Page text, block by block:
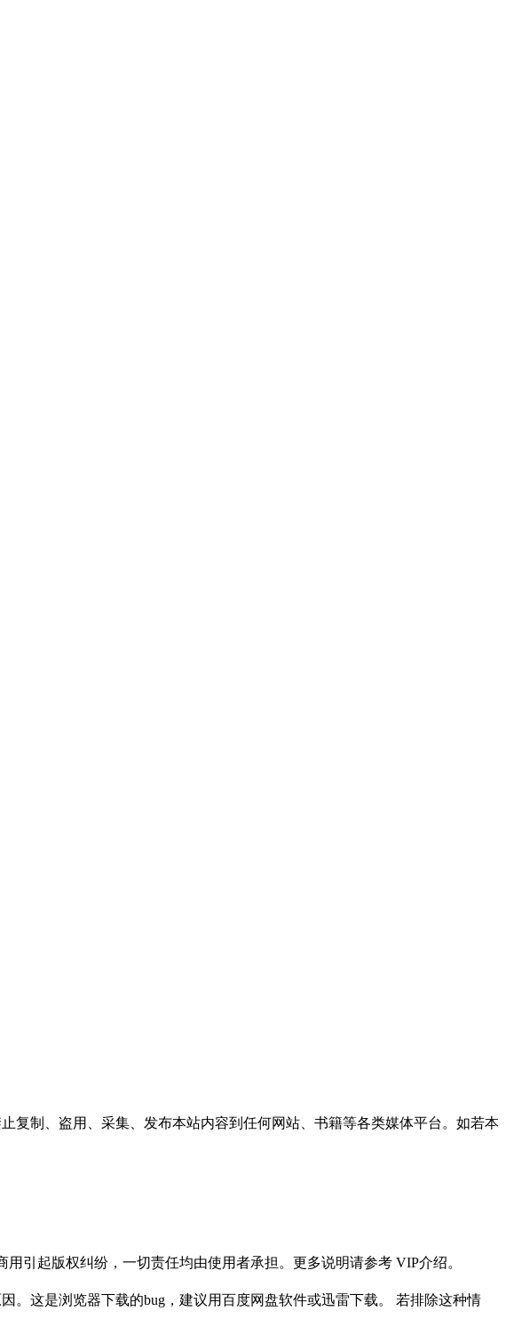
复制、盗用、采集、发布本站内容到任何网站、书籍等各类媒体平台。如若本
引起版权纠纷，一切责任均由使用者承担。更多说明请参考 VIP介绍。
。这是浏览器下载的bug，建议用百度网盘软件或迅雷下载。 若排除这种情